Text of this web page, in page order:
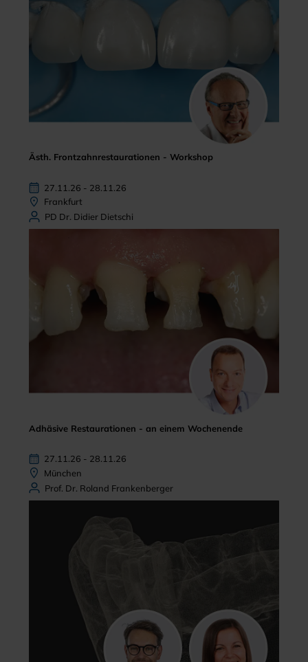
Ästh. Frontzahnrestaurationen - Workshop
27.11.26 - 28.11.26
Frankfurt
PD Dr. Didier Dietschi
Adhäsive Restaurationen - an einem Wochenende
27.11.26 - 28.11.26
München
Prof. Dr. Roland Frankenberger